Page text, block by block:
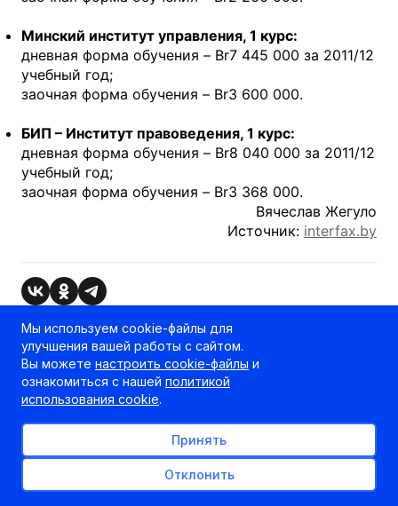
Минский институт управления, 1 курс:
дневная форма обучения – Br7 445 000 за 2011/12
учебный год;
заочная форма обучения – Br3 600 000.
БИП – Институт правоведения, 1 курс:
дневная форма обучения – Br8 040 000 за 2011/12
учебный год;
заочная форма обучения – Br3 368 000.
Вячеслав Жегуло
Источник: interfax.by
РЕКЛАМНОЕ МЕСТО
100% x 250px
Мы используем cookie-файлы для
улучшения вашей работы с сайтом.
Вы можете настроить cookie-файлы и
ознакомиться с нашей политикой
использования cookie.
Принять
Отклонить